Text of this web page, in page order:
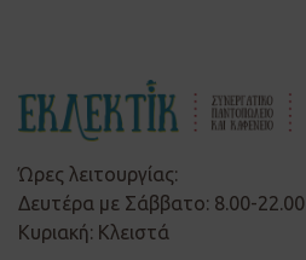
Ώρες λειτουργίας:
Δευτέρα με Σάββατο: 8.00-22.00
Κυριακή: Κλειστά